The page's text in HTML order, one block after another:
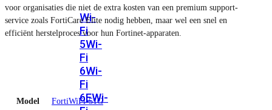
Wi-
Fi
5Wi-
Fi
6Wi-
Fi
6EWi-
voor organisaties die niet de extra kosten van een premium support-
service zoals FortiCare Elite nodig hebben, maar wel een snel en
efficiënt herstelproces voor hun Fortinet-apparaten.
Model FortiWiFi-51G